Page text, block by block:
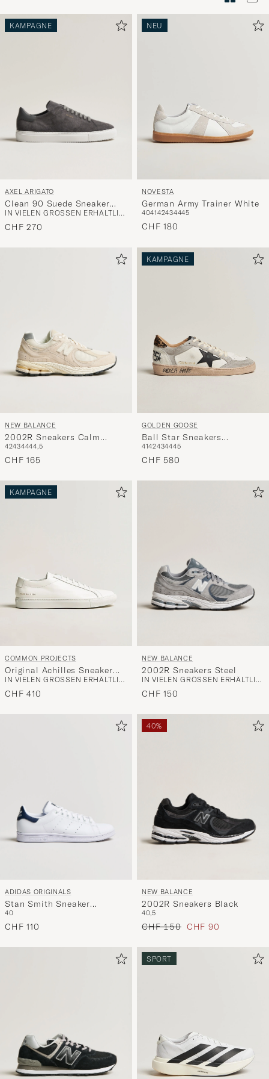
aktivieren
und
eine
Auswahl,
KAMPAGNE
AXEL ARIGATO
Clean 90 Suede Sneaker
Dark Grey
IN VIELEN GRÖSSEN ERHÄLTLICH
CHF 270
NEU
NOVESTA
German Army Trainer White
404142434445
CHF 180
NEW BALANCE
2002R Sneakers Calm
Taupe
42434444,5
CHF 165
KAMPAGNE
GOLDEN GOOSE
Ball Star Sneakers
White/Grey
4142434445
CHF 580
KAMPAGNE
COMMON PROJECTS
Original Achilles Sneaker
White
IN VIELEN GRÖSSEN ERHÄLTLICH
CHF 410
NEW BALANCE
2002R Sneakers Steel
IN VIELEN GRÖSSEN ERHÄLTLICH
CHF 150
ADIDAS ORIGINALS
Stan Smith Sneaker
White/Navy
40
CHF 110
40%
NEW BALANCE
2002R Sneakers Black
40,5
Regulärer Preis
CHF 150 Reduzierter Preis
CHF 90
SPORT